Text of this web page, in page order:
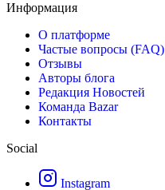
Информация
О платформе
Частые вопросы (FAQ)
Отзывы
Авторы блога
Редакция Новостей
Команда Bazar
Контакты
Social
Instagram